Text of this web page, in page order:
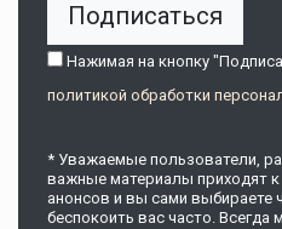
Подписаться
Нажимая на кнопку
политикой обработки
* Уважаемые пользователи,
важные материалы приходят к
анонсов и вы сами выбираете
беспокоить вас часто. Всегда